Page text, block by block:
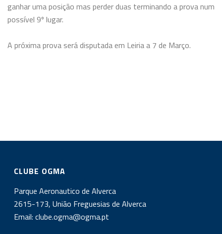
ganhar uma posição mas perder duas terminando a prova num
possível 9º lugar.
A próxima prova será disputada em Leiria a 7 de Março.
CLUBE OGMA
Parque Aeronautico de Alverca
2615-173, União Freguesias de Alverca
Email:clube.ogma@ogma.pt